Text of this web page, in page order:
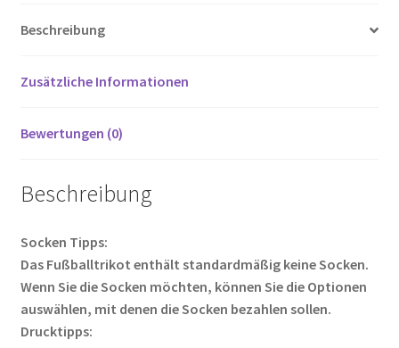
o
k
er
Beschreibung
Zusätzliche Informationen
Bewertungen (0)
Beschreibung
Socken Tipps:
Das Fußballtrikot enthält standardmäßig keine Socken.
Wenn Sie die Socken möchten, können Sie die Optionen
auswählen, mit denen die Socken bezahlen sollen.
Drucktipps: